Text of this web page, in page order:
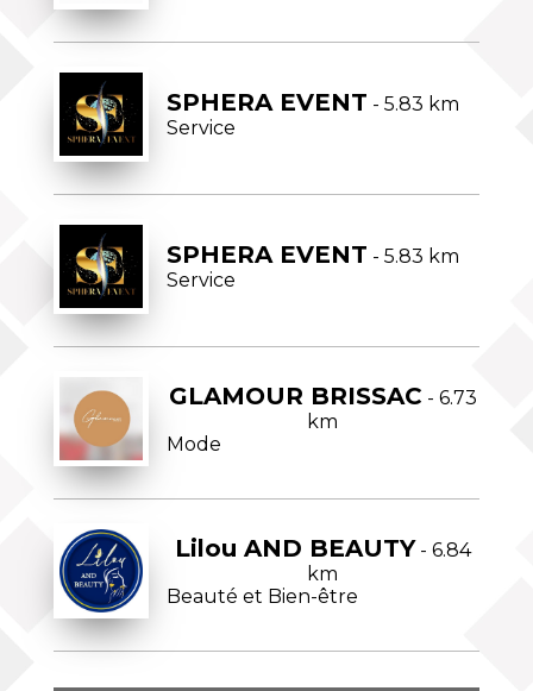
SPHERA EVENT - 5.83 km
Service
SPHERA EVENT - 5.83 km
Service
GLAMOUR BRISSAC - 6.73
km
Mode
Lilou AND BEAUTY- 6.84
km
Beauté et Bien-être